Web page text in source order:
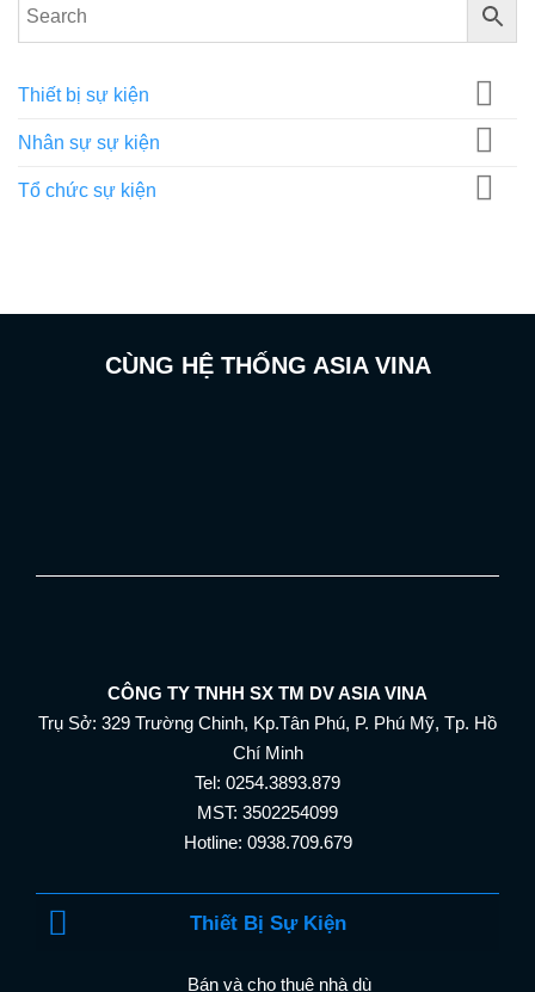
Thiết bị sự kiện
Nhân sự sự kiện
Tổ chức sự kiện
CÙNG HỆ THỐNG ASIA VINA
CÔNG TY TNHH SX TM DV ASIA VINA
Trụ Sở: 329 Trường Chinh, Kp.Tân Phú, P. Phú Mỹ, Tp. Hồ
Chí Minh
Tel: 0254.3893.879
MST: 3502254099
Hotline: 0938.709.679
Thiết Bị Sự Kiện
Bán và cho thuê nhà dù